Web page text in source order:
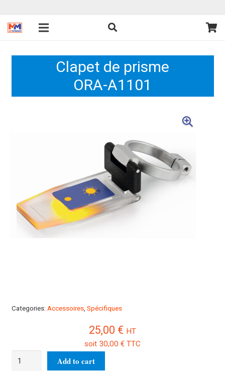
Clapet de prisme
ORA-A1101
Categories: Accessoires, Spécifiques
25,00 € HT
soit 30,00 € TTC
Clapet
Add to cart